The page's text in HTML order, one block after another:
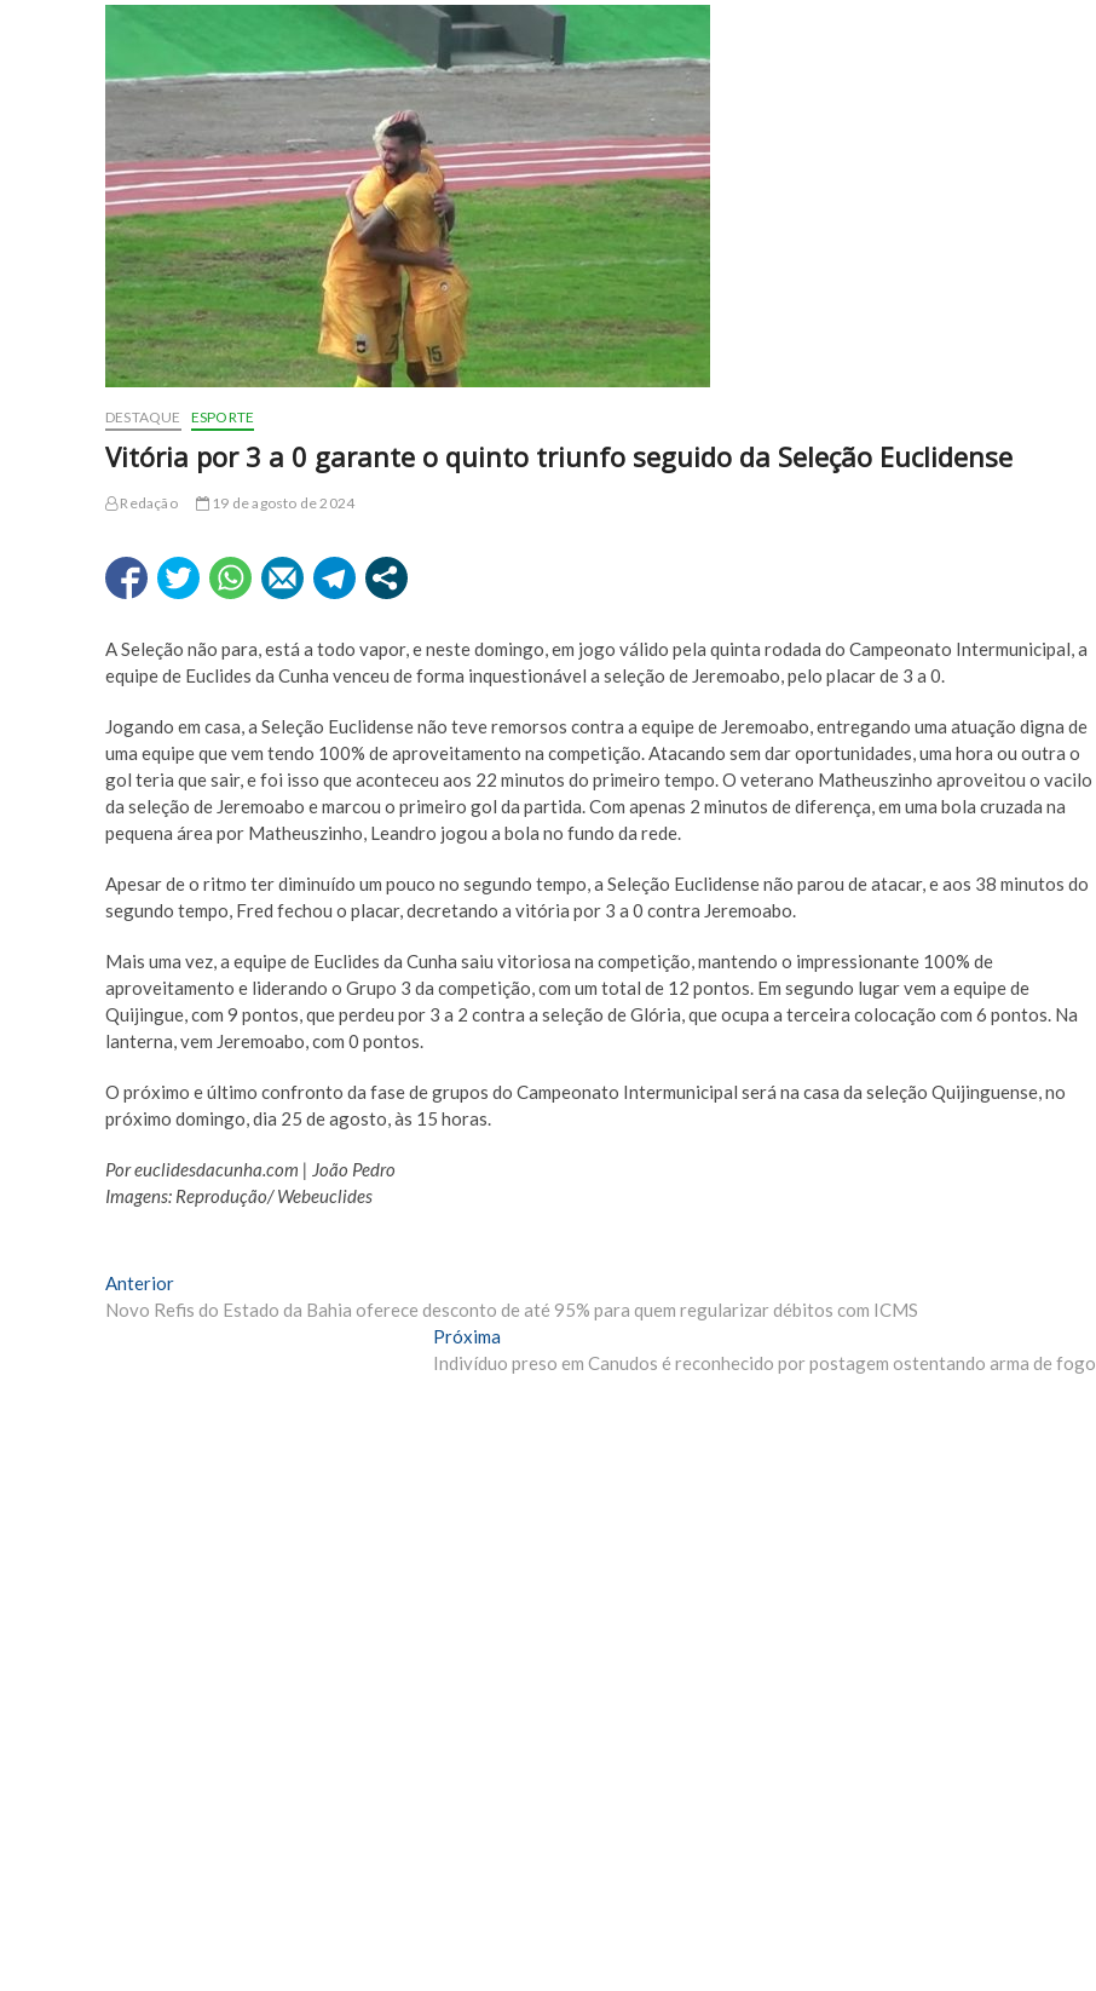
DESTAQUE ESPORTE
Vitória por 3 a 0 garante o quinto triunfo seguido da Seleção Euclidense
Redação 19 de agosto de 2024
A Seleção não para, está a todo vapor, e neste domingo, em jogo válido pela quinta rodada do Campeonato Intermunicipal, a
equipe de Euclides da Cunha venceu de forma inquestionável a seleção de Jeremoabo, pelo placar de 3 a 0.
Jogando em casa, a Seleção Euclidense não teve remorsos contra a equipe de Jeremoabo, entregando uma atuação digna de
uma equipe que vem tendo 100% de aproveitamento na competição. Atacando sem dar oportunidades, uma hora ou outra o
gol teria que sair, e foi isso que aconteceu aos 22 minutos do primeiro tempo. O veterano Matheuszinho aproveitou o vacilo
da seleção de Jeremoabo e marcou o primeiro gol da partida. Com apenas 2 minutos de diferença, em uma bola cruzada na
pequena área por Matheuszinho, Leandro jogou a bola no fundo da rede.
Apesar de o ritmo ter diminuído um pouco no segundo tempo, a Seleção Euclidense não parou de atacar, e aos 38 minutos do
segundo tempo, Fred fechou o placar, decretando a vitória por 3 a 0 contra Jeremoabo.
Mais uma vez, a equipe de Euclides da Cunha saiu vitoriosa na competição, mantendo o impressionante 100% de
aproveitamento e liderando o Grupo 3 da competição, com um total de 12 pontos. Em segundo lugar vem a equipe de
Quijingue, com 9 pontos, que perdeu por 3 a 2 contra a seleção de Glória, que ocupa a terceira colocação com 6 pontos. Na
lanterna, vem Jeremoabo, com 0 pontos.
O próximo e último confronto da fase de grupos do Campeonato Intermunicipal será na casa da seleção Quijinguense, no
próximo domingo, dia 25 de agosto, às 15 horas.
Por euclidesdacunha.com | João Pedro
Imagens: Reprodução/ Webeuclides
Navegação
de
AnteriorMatéria
Anterior:
Novo Refis do Estado da Bahia oferece desconto de até 95% para quem regularizar débitos com ICMS
Próxima
Materia:
Indivíduo preso em Canudos é reconhecido por postagem ostentando arma de fogo